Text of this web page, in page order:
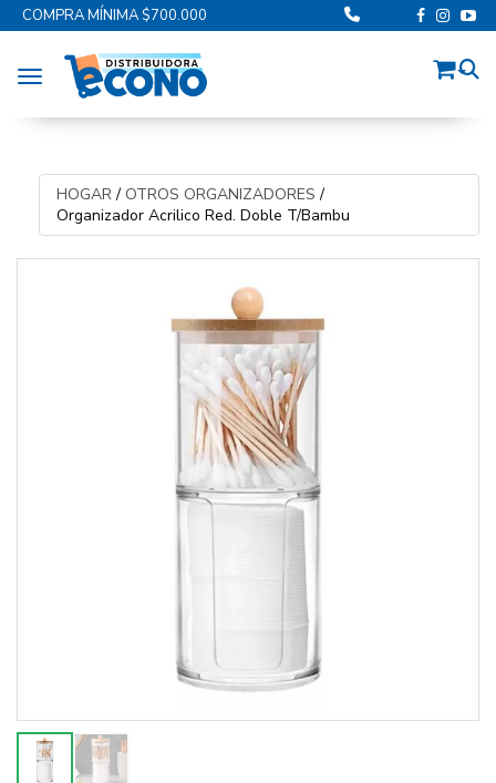
COMPRA MÍNIMA $700.000
Toggle navigation
HOGAR/ OTROS ORGANIZADORES /
Organizador Acrilico Red. Doble T/Bambu